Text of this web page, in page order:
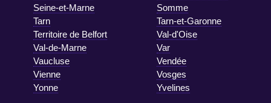
Seine-et-Marne
Somme
Tarn
Tarn-et-Garonne
Territoire de Belfort
Val-d'Oise
Val-de-Marne
Var
Vaucluse
Vendée
Vienne
Vosges
Yonne
Yvelines